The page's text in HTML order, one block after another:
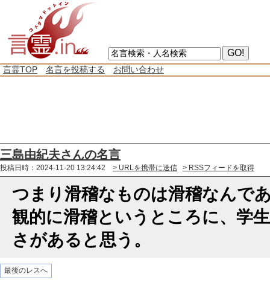
言霊TOP 名言を投稿する お問い合わせ
三島由紀夫さんの名言
投稿日時：2024-11-20 13:24:42 > URLを携帯に送信 > RSSフィードを取得
つまり滑稽なものは滑稽なんで
観的に滑稽というところに、学
さがあると思う。
最後のレスへ